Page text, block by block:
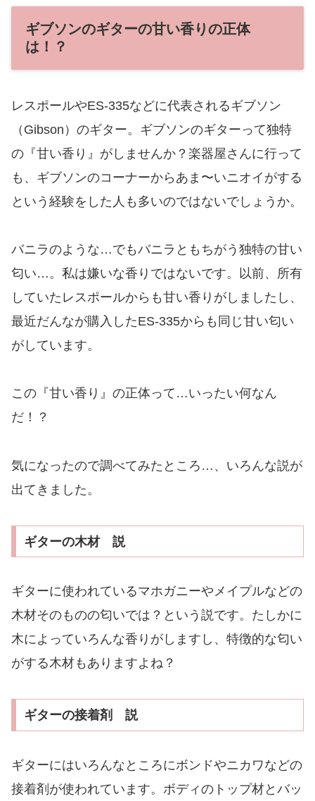
ギブソンのギターの甘い香りの正体
は！？
レスポールやES-335などに代表されるギブソン
（Gibson）のギター。ギブソンのギターって独特
の『甘い香り』がしませんか？楽器屋さんに行って
も、ギブソンのコーナーからあま〜いニオイがする
という経験をした人も多いのではないでしょうか。
バニラのような…でもバニラともちがう独特の甘い
匂い…。私は嫌いな香りではないです。以前、所有
していたレスポールからも甘い香りがしましたし、
最近だんなが購入したES-335からも同じ甘い匂い
がしています。
この『甘い香り』の正体って…いったい何なん
だ！？
気になったので調べてみたところ…、いろんな説が
出てきました。
ギターの木材 説
ギターに使われているマホガニーやメイプルなどの
木材そのものの匂いでは？という説です。たしかに
木によっていろんな香りがしますし、特徴的な匂い
がする木材もありますよね？
ギターの接着剤 説
ギターにはいろんなところにボンドやニカワなどの
接着剤が使われています。ボディのトップ材とバッ